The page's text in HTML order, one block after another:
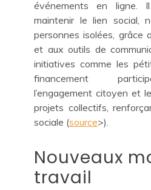
événements en ligne.
maintenir le lien social,
personnes isolées, grâce
et aux outils de
initiatives comme les
financement
l’engagement citoyen et
projets collectifs,
sociale (source>).
Nouveaux
travail